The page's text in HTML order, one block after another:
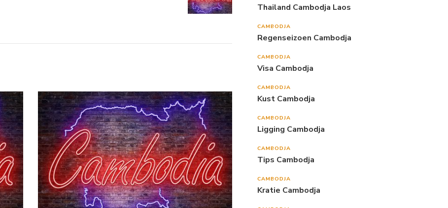
Thailand Cambodja Laos
CAMBODJA
Regenseizoen Cambodja
CAMBODJA
Visa Cambodja
CAMBODJA
Kust Cambodja
CAMBODJA
Ligging Cambodja
CAMBODJA
Tips Cambodja
CAMBODJA
Kratie Cambodja